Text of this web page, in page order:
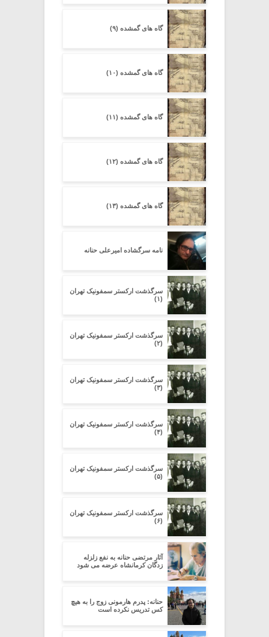
گاه های گمشده (۹)
گاه های گمشده (۱۰)
گاه های گمشده (۱۱)
گاه های گمشده (۱۲)
گاه های گمشده (۱۳)
نامه سرگشاده امیرعلی حنانه
سرگذشت ارکستر سمفونیک تهران
(۱)
سرگذشت ارکستر سمفونیک تهران
(۲)
سرگذشت ارکستر سمفونیک تهران
(۳)
سرگذشت ارکستر سمفونیک تهران
(۴)
سرگذشت ارکستر سمفونیک تهران
(۵)
سرگذشت ارکستر سمفونیک تهران
(۶)
آثار مرتضی حنانه به نفع زلزله
زدگان کرمانشاه عرضه می شود
حنانه: پدرم هارمونی زوج را به هیچ
کس تدریس نکرده است